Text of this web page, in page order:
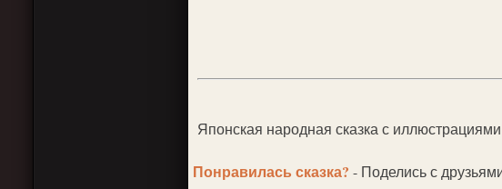
Японская народная сказка с иллюстрациями
Понравилась сказка? - Поделись с